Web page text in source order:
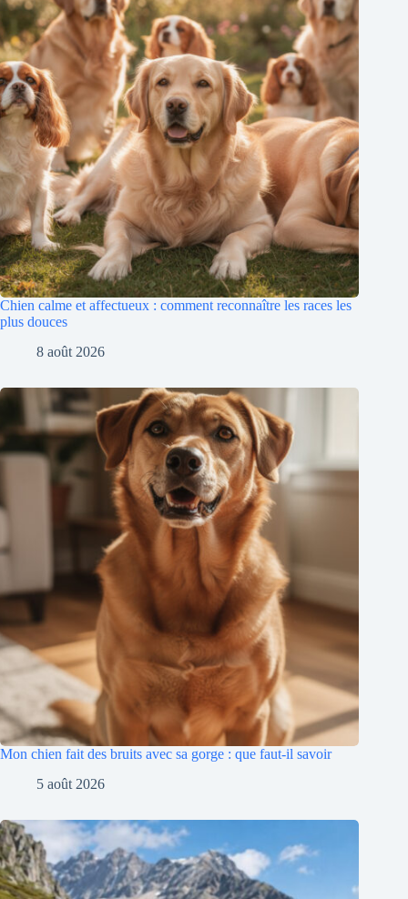
Chien calme et affectueux : comment reconnaître les races les
plus douces
8 août 2026
Mon chien fait des bruits avec sa gorge : que faut-il savoir
5 août 2026